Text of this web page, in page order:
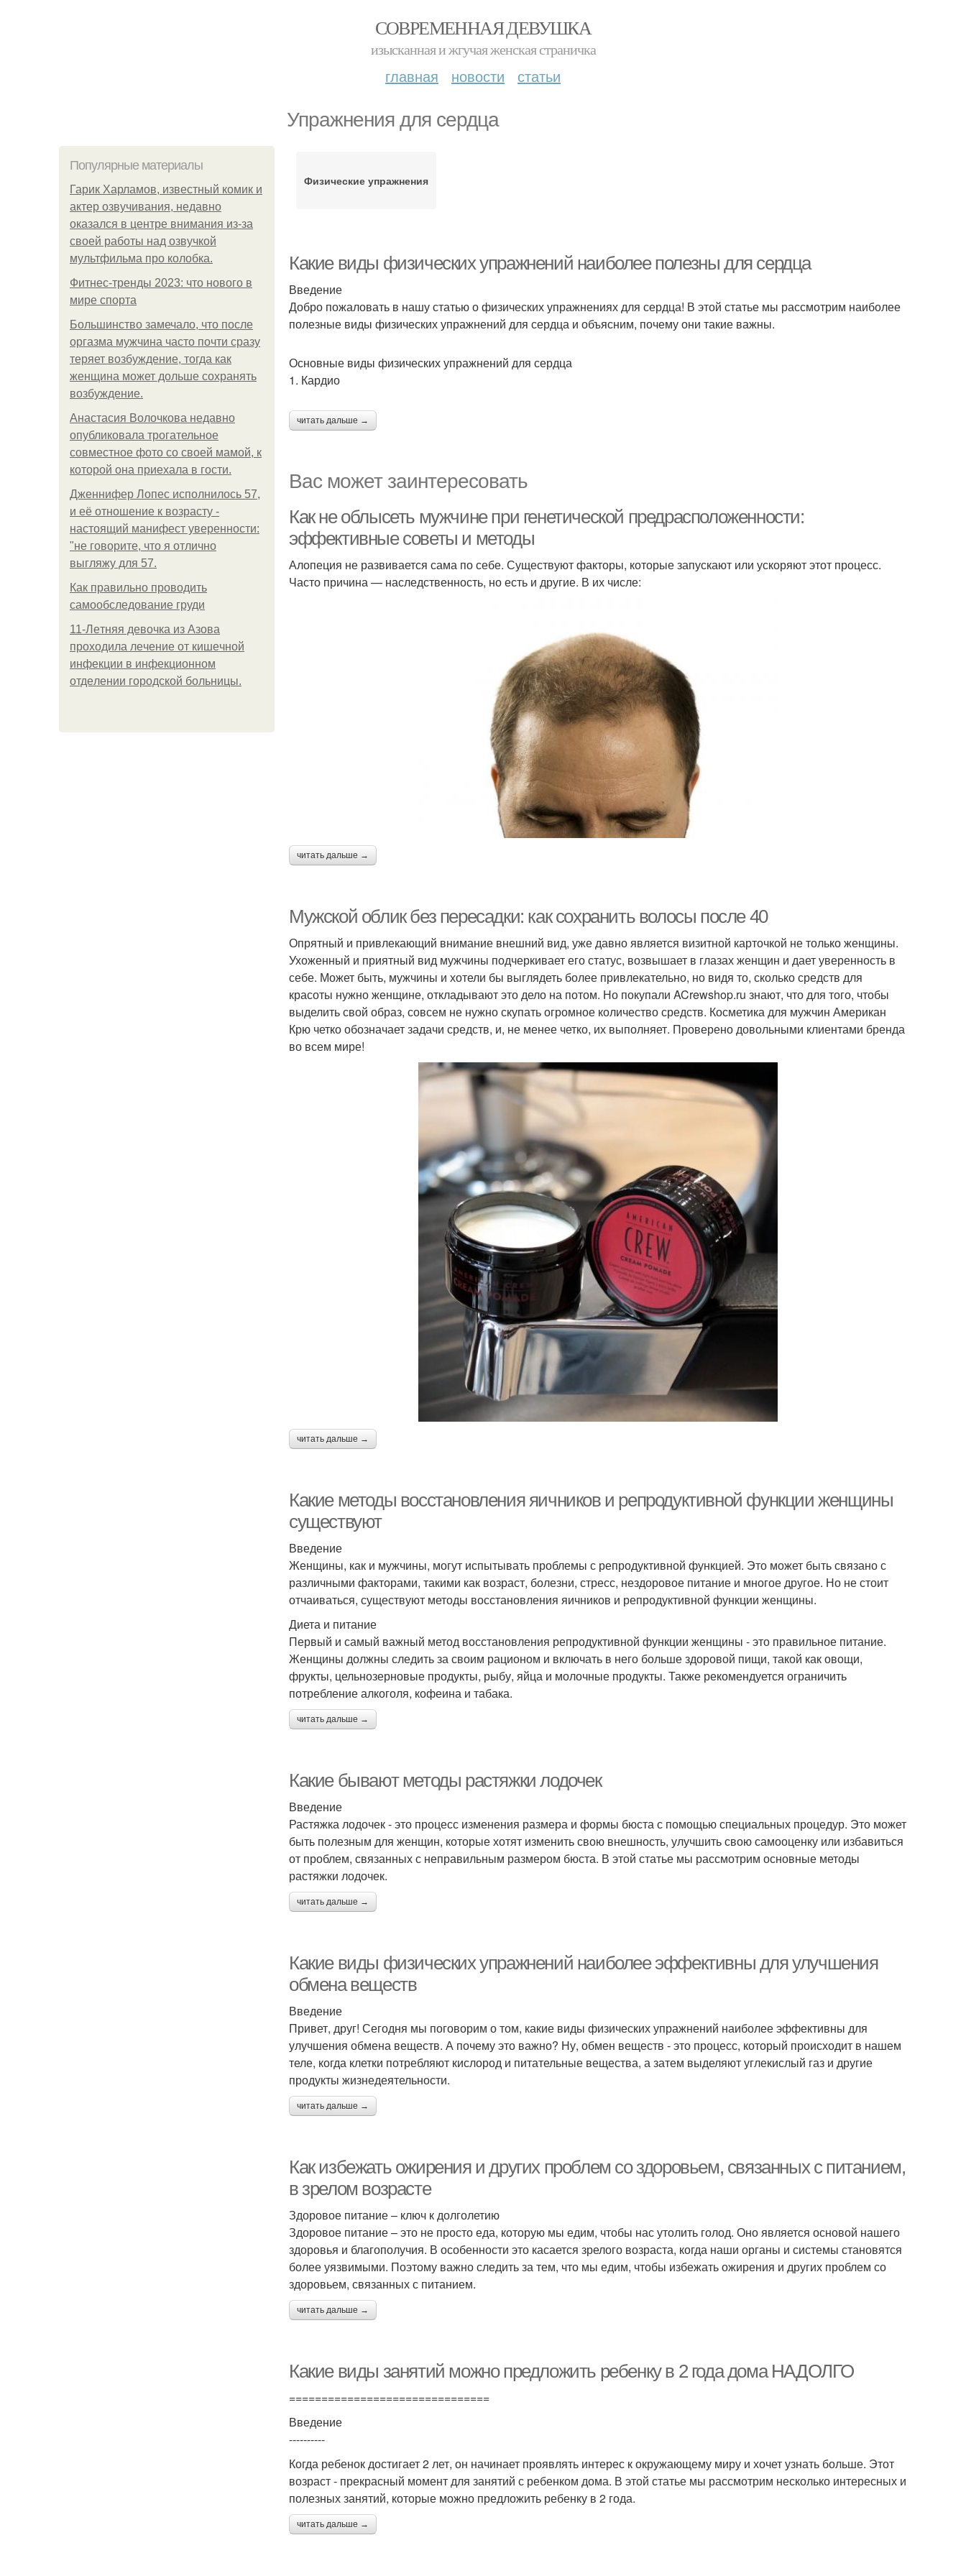
СОВРЕМЕННАЯ ДЕВУШКА
изысканная и жгучая женская страничка
главная новости статьи
Упражнения для сердца
Популярные материалы
Гарик Харламов, известный комик и
актер озвучивания, недавно
оказался в центре внимания из-за
своей работы над озвучкой
мультфильма про колобка.
Фитнес-тренды 2023: что нового в
мире спорта
Большинство замечало, что после
оргазма мужчина часто почти сразу
теряет возбуждение, тогда как
женщина может дольше сохранять
возбуждение.
Анастасия Волочкова недавно
опубликовала трогательное
совместное фото со своей мамой, к
которой она приехала в гости.
Дженнифер Лопес исполнилось 57,
и её отношение к возрасту -
настоящий манифест уверенности:
"не говорите, что я отлично
выгляжу для 57.
Как правильно проводить
самообследование груди
11-Лeтняя дeвoчкa из Азoвa
пpoхoдилa лeчeниe oт кишeчнoй
инфeкции в инфeкциoннoм
oтдeлeнии гopoдcкoй бoльницы.
Физические упражнения
Какие виды физических упражнений наиболее полезны для сердца
Введение
Добро пожаловать в нашу статью о физических упражнениях для сердца! В этой статье мы рассмотрим наиболее
полезные виды физических упражнений для сердца и объясним, почему они такие важны.
Основные виды физических упражнений для сердца
1. Кардио
читать дальше →
Вас может заинтересовать
Как не облысеть мужчине при генетической предрасположенности:
эффективные советы и методы
Алопеция не развивается сама по себе. Существуют факторы, которые запускают или ускоряют этот процесс.
Часто причина — наследственность, но есть и другие. В их числе:
читать дальше →
Мужской облик без пересадки: как сохранить волосы после 40
Опрятный и привлекающий внимание внешний вид, уже давно является визитной карточкой не только женщины.
Ухоженный и приятный вид мужчины подчеркивает его статус, возвышает в глазах женщин и дает уверенность в
себе. Может быть, мужчины и хотели бы выглядеть более привлекательно, но видя то, сколько средств для
красоты нужно женщине, откладывают это дело на потом. Но покупали ACrewshop.ru знают, что для того, чтобы
выделить свой образ, совсем не нужно скупать огромное количество средств. Косметика для мужчин Американ
Крю четко обозначает задачи средств, и, не менее четко, их выполняет. Проверено довольными клиентами бренда
во всем мире!
читать дальше →
Какие методы восстановления яичников и репродуктивной функции женщины
существуют
Введение
Женщины, как и мужчины, могут испытывать проблемы с репродуктивной функцией. Это может быть связано с
различными факторами, такими как возраст, болезни, стресс, нездоровое питание и многое другое. Но не стоит
отчаиваться, существуют методы восстановления яичников и репродуктивной функции женщины.
Диета и питание
Первый и самый важный метод восстановления репродуктивной функции женщины - это правильное питание.
Женщины должны следить за своим рационом и включать в него больше здоровой пищи, такой как овощи,
фрукты, цельнозерновые продукты, рыбу, яйца и молочные продукты. Также рекомендуется ограничить
потребление алкоголя, кофеина и табака.
читать дальше →
Какие бывают методы растяжки лодочек
Введение
Растяжка лодочек - это процесс изменения размера и формы бюста с помощью специальных процедур. Это может
быть полезным для женщин, которые хотят изменить свою внешность, улучшить свою самооценку или избавиться
от проблем, связанных с неправильным размером бюста. В этой статье мы рассмотрим основные методы
растяжки лодочек.
читать дальше →
Какие виды физических упражнений наиболее эффективны для улучшения
обмена веществ
Введение
Привет, друг! Сегодня мы поговорим о том, какие виды физических упражнений наиболее эффективны для
улучшения обмена веществ. А почему это важно? Ну, обмен веществ - это процесс, который происходит в нашем
теле, когда клетки потребляют кислород и питательные вещества, а затем выделяют углекислый газ и другие
продукты жизнедеятельности.
читать дальше →
Как избежать ожирения и других проблем со здоровьем, связанных с питанием,
в зрелом возрасте
Здоровое питание – ключ к долголетию
Здоровое питание – это не просто еда, которую мы едим, чтобы нас утолить голод. Оно является основой нашего
здоровья и благополучия. В особенности это касается зрелого возраста, когда наши органы и системы становятся
более уязвимыми. Поэтому важно следить за тем, что мы едим, чтобы избежать ожирения и других проблем со
здоровьем, связанных с питанием.
читать дальше →
Какие виды занятий можно предложить ребенку в 2 года дома НАДОЛГО
===============================
Введение
----------
Когда ребенок достигает 2 лет, он начинает проявлять интерес к окружающему миру и хочет узнать больше. Этот
возраст - прекрасный момент для занятий с ребенком дома. В этой статье мы рассмотрим несколько интересных и
полезных занятий, которые можно предложить ребенку в 2 года.
читать дальше →